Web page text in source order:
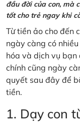
đầu đời của con, mà
tốt cho trẻ ngay khi
Từ tiền ảo cho đến
ngày càng có
hóa và dịch vụ bạn
chính cũng ngày
quyết sau đây để
tiền.
1. Dạy con